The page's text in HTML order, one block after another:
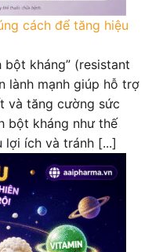
cách để tăng hiệu
bột kháng” (resistant
lành mạnh giúp hỗ trợ
và tăng cường sức
bột kháng như thế
lợi ích và tránh [...]